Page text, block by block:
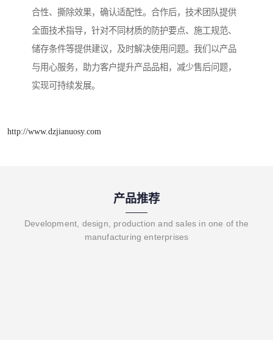
合性、撕除效果，确认适配性。合作后，技术团队提供
全面技术指导，针对不同材质的防护要点、施工规范、
储存条件等提供建议，及时解决使用问题。我们以产品
与用心服务，助力客户提升产品品相，减少售后问题，
实现可持续发展。
http://www.dzjianuosy.com
产品推荐
Development, design, production and sales in one of the
manufacturing enterprises